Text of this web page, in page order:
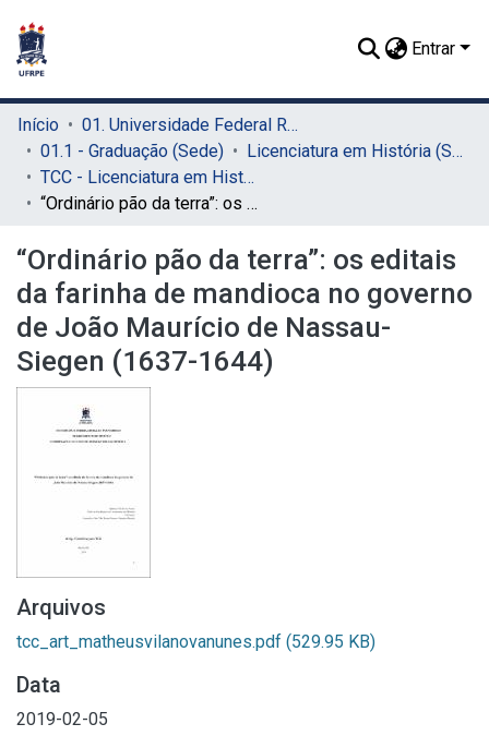
Entrar
Início
01. Universidade Federal Rural de Pernambuco - UFRPE (Sede)
01.1 - Graduação (Sede)
Licenciatura em História (Sede)
TCC - Licenciatura em História (Sede)
“Ordinário pão da terra”: os editais da farinha de mandioca no governo de João Maurício de Nassau-Siegen (1637-1644)
“Ordinário pão da terra”: os editais
da farinha de mandioca no governo
de João Maurício de Nassau-
Siegen (1637-1644)
Arquivos
tcc_art_matheusvilanovanunes.pdf (529.95 KB)
Data
2019-02-05